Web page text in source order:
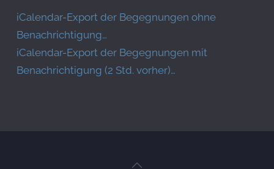
iCalendar-Export der Begegnungen ohne
Benachrichtigung…
iCalendar-Export der Begegnungen mit
Benachrichtigung (2 Std. vorher)…